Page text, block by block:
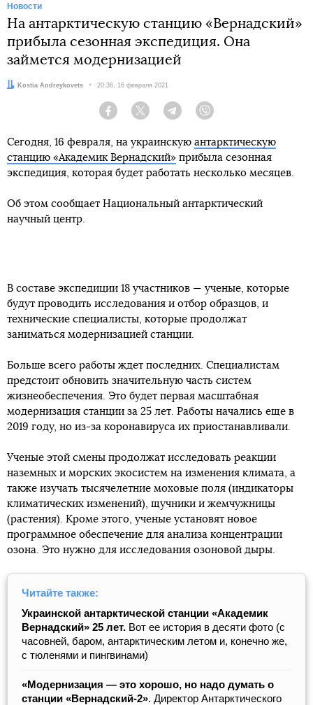
Новости
На антарктическую станцию «Вернадский»
прибыла сезонная экспедиция. Она
займется модернизацией
Автор:Kostia Andreykovets Дата:
20:36, 16 февраля 2021
Facebook Twitter Telegram
Сегодня, 16 февраля, на украинскую антарктическую
станцию ​​«Академик Вернадский» прибыла сезонная
экспедиция, которая будет работать несколько месяцев.
Об этом сообщает Национальный антарктический
научный центр.
В составе экспедиции 18 участников — ученые, которые
будут проводить исследования и отбор образцов, и
технические специалисты, которые продолжат
заниматься модернизацией станции.
Больше всего работы ждет последних. Специалистам
предстоит обновить значительную часть систем
жизнеобеспечения. Это будет первая масштабная
модернизация станции за 25 лет. Работы начались еще в
2019 году, но из-за коронавируса их приостанавливали.
Ученые этой смены продолжат исследовать реакции
наземных и морских экосистем на изменения климата, а
также изучать тысячелетние моховые поля (индикаторы
климатических изменений), щучники и жемчужницы
(растения). Кроме этого, ученые установят новое
программное обеспечение для анализа концентрации
озона. Это нужно для исследования озоновой дыры.
Читайте также:
Украинской антарктической станции «Академик
Вернадский» 25 лет. Вот ее история в десяти фото (с
часовней, баром, антарктическим летом и, конечно же,
с тюленями и пингвинами)
«Модернизация — это хорошо, но надо думать о
станции «Вернадский-2». Директор Антарктического